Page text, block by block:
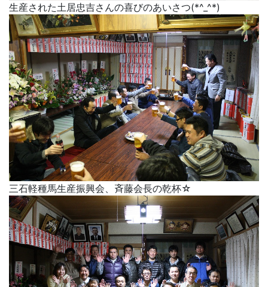
生産された土居忠吉さんの喜びのあいさつ(*^_^*)
三石軽種馬生産振興会、斉藤会長の乾杯☆